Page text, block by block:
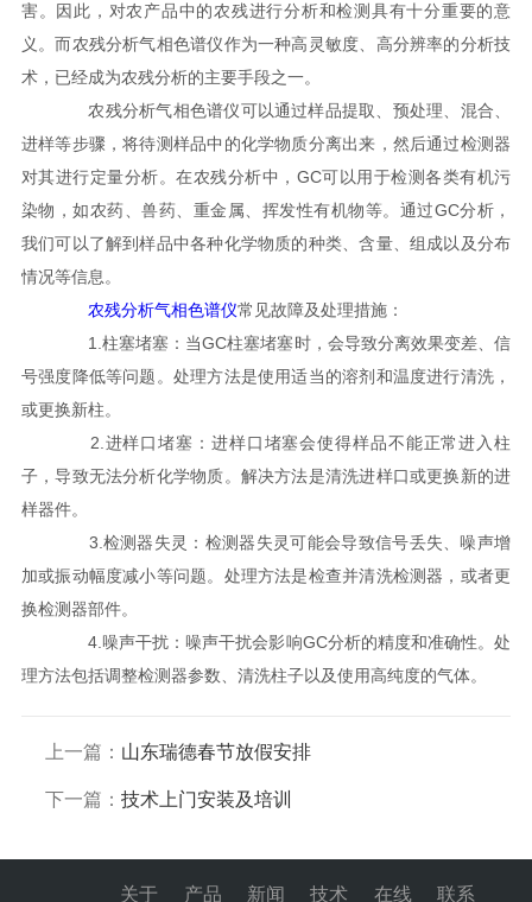
害。因此，对农产品中的农残进行分析和检测具有十分重要的意
义。而农残分析气相色谱仪作为一种高灵敏度、高分辨率的分析技
术，已经成为农残分析的主要手段之一。
农残分析气相色谱仪可以通过样品提取、预处理、混合、
进样等步骤，将待测样品中的化学物质分离出来，然后通过检测器
对其进行定量分析。在农残分析中，GC可以用于检测各类有机污
染物，如农药、兽药、重金属、挥发性有机物等。通过GC分析，
我们可以了解到样品中各种化学物质的种类、含量、组成以及分布
情况等信息。
农残分析气相色谱仪常见故障及处理措施：
1.柱塞堵塞：当GC柱塞堵塞时，会导致分离效果变差、信
号强度降低等问题。处理方法是使用适当的溶剂和温度进行清洗，
或更换新柱。
2.进样口堵塞：进样口堵塞会使得样品不能正常进入柱
子，导致无法分析化学物质。解决方法是清洗进样口或更换新的进
样器件。
3.检测器失灵：检测器失灵可能会导致信号丢失、噪声增
加或振动幅度减小等问题。处理方法是检查并清洗检测器，或者更
换检测器部件。
4.噪声干扰：噪声干扰会影响GC分析的精度和准确性。处
理方法包括调整检测器参数、清洗柱子以及使用高纯度的气体。
上一篇： 山东瑞德春节放假安排
下一篇： 技术上门安装及培训
关于 产品 新闻 技术 在线 联系